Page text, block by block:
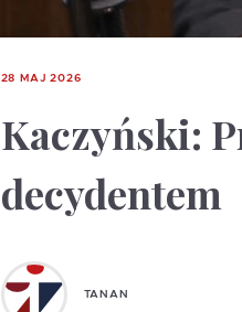
28 MAJ 2026
Kaczyński:
decydentem
TANAN